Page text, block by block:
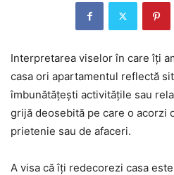
Interpretarea viselor în care îți
casa ori apartamentul reflectă
îmbunătățești activitățile sau
grijă deosebită pe care o acorzi
prietenie sau de afaceri.
A visa că îți redecorezi casa